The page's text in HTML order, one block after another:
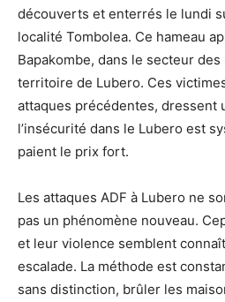
découverts et enterrés le lundi
localité Tombolea. Ce hameau
Bapakombe, dans le secteur
territoire de Lubero. Ces
attaques précédentes, dressent
l’insécurité dans le Lubero est
paient le prix fort.
Les attaques ADF à Lubero ne
pas un phénomène nouveau.
et leur violence semblent
escalade. La méthode est
sans distinction, brûler les